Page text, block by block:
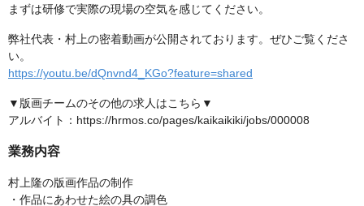
まずは研修で実際の現場の空気を感じてください。
弊社代表・村上の密着動画が公開されております。ぜひご覧くださ
い。
https://youtu.be/dQnvnd4_KGo?feature=shared
▼版画チームのその他の求人はこちら▼
アルバイト：https://hrmos.co/pages/kaikaikiki/jobs/000008
業務内容
村上隆の版画作品の制作
・作品にあわせた絵の具の調色